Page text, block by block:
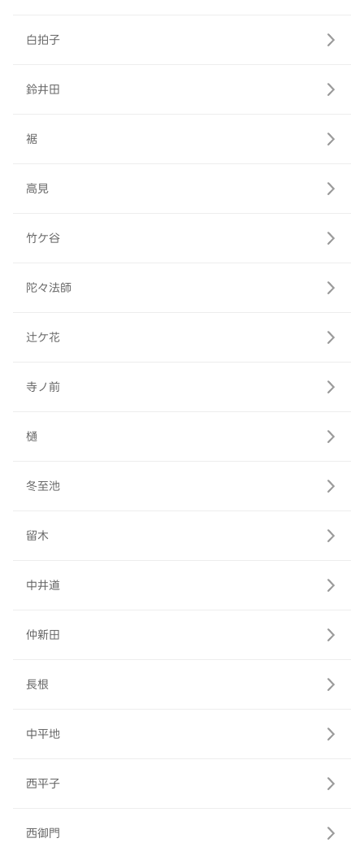
白拍子
鈴井田
裾
高見
竹ケ谷
陀々法師
辻ケ花
寺ノ前
樋
冬至池
留木
中井道
仲新田
長根
中平地
西平子
西御門